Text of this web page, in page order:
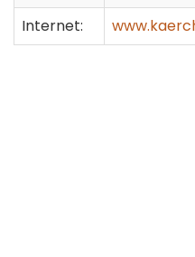
Internet: